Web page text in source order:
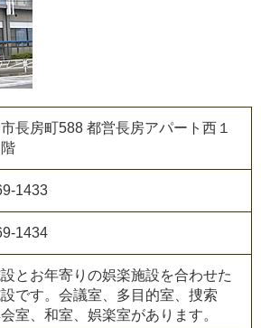
長房町588 都営長房アパート西１
1433
1434
とお年寄りの娯楽施設を合わせた
です。会議室、多目的室、捜索
室、和室、娯楽室があります。